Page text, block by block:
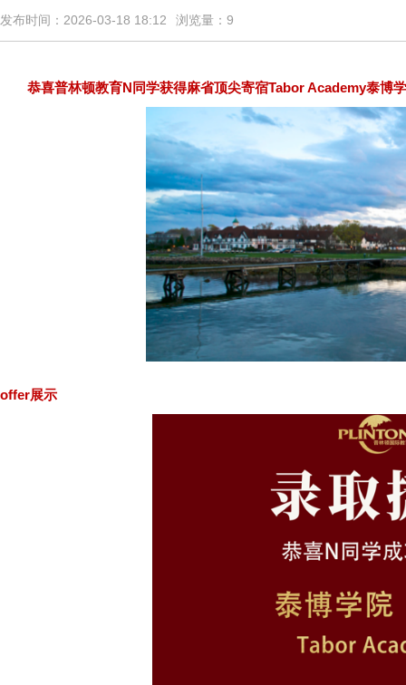
发布时间：2026-03-18 18:12 浏览量： 9
恭喜普林顿教育N同学获得麻省顶尖寄宿Tabor Academy泰博
offer展示